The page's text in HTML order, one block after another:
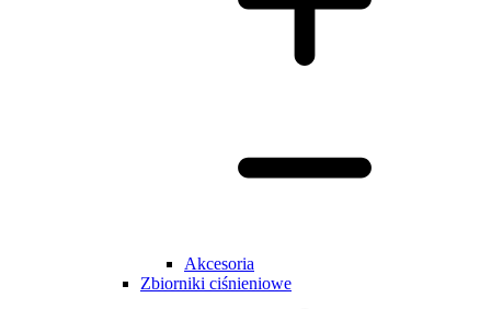
Akcesoria
Zbiorniki ciśnieniowe